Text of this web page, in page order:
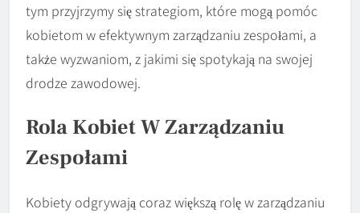
tym przyjrzymy się strategiom, które mogą pomóc
kobietom w efektywnym zarządzaniu zespołami, a
także wyzwaniom, z jakimi się spotykają na swojej
drodze zawodowej.
Rola Kobiet W Zarządzaniu
Zespołami
Kobiety odgrywają coraz większą rolę w zarządzaniu